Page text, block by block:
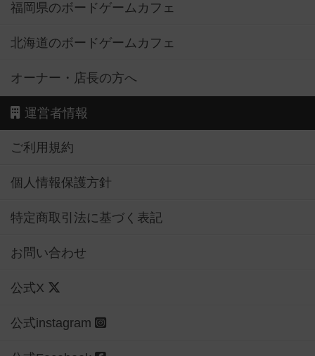
福岡県のボードゲームカフェ
北海道のボードゲームカフェ
オーナー・店長の方へ
運営者情報
ご利用規約
個人情報保護方針
特定商取引法に基づく表記
お問い合わせ
公式X
公式instagram